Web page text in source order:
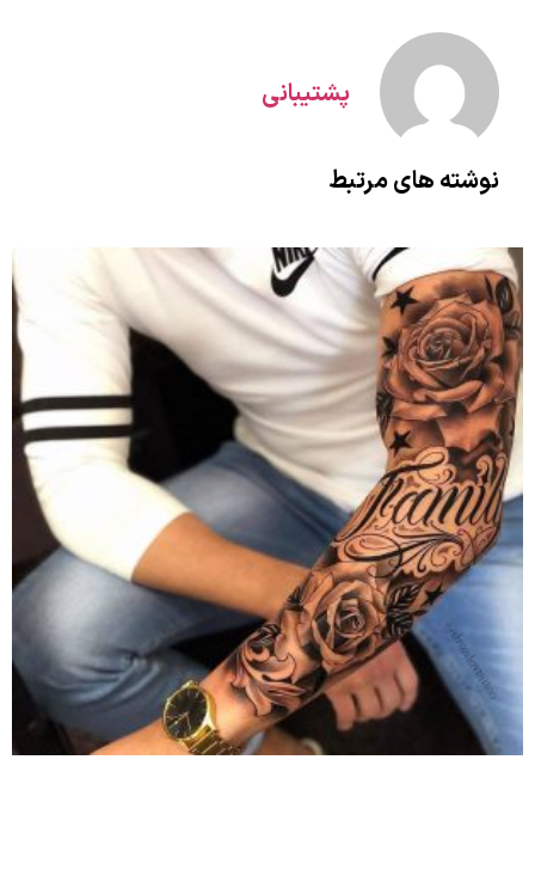
پشتیبانی
نوشته های مرتبط